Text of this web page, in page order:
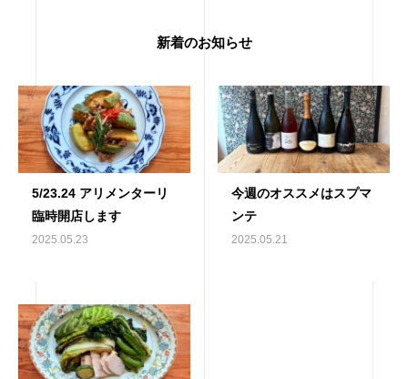
新着のお知らせ
5/23.24 アリメンターリ
臨時開店します
2025.05.23
今週のオススメはスプマ
ンテ
2025.05.21